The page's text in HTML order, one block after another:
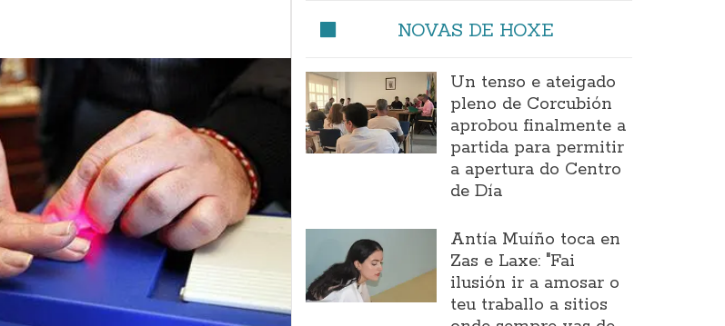
NOVAS DE HOXE
Un tenso e ateigado
pleno de Corcubión
aprobou finalmente a
partida para permitir
a apertura do Centro
de Día
Antía Muíño toca en
Zas e Laxe: "Fai
ilusión ir a amosar o
teu traballo a sitios